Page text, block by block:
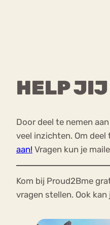
HELP JIJ
Door deel te nemen
veel inzichten. Om
aan! Vragen kun je
Kom bij Proud2Bme
vragen stellen. Ook